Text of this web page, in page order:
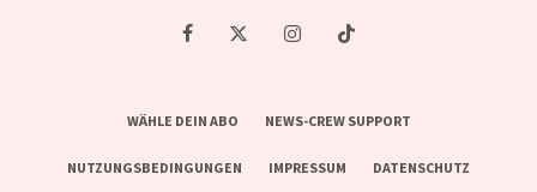
WÄHLE DEIN ABO NEWS-CREW SUPPORT
NUTZUNGSBEDINGUNGEN IMPRESSUM DATENSCHUTZ